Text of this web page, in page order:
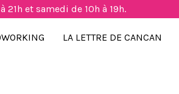
21h et samedi de 10h à 19h.
LA LETTRE DE CANCAN